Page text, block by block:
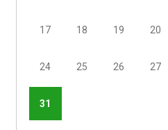
17 18 19 20
24 25 26 27
31